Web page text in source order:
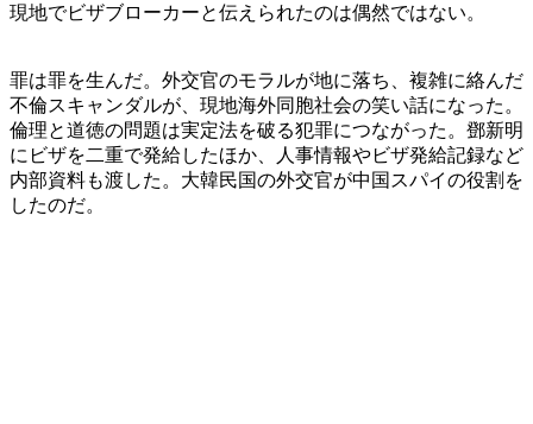
現地でビザブローカーと伝えられたのは偶然ではない。
罪は罪を生んだ。外交官のモラルが地に落ち、複雑に絡んだ
不倫スキャンダルが、現地海外同胞社会の笑い話になった。
倫理と道徳の問題は実定法を破る犯罪につながった。鄧新明
にビザを二重で発給したほか、人事情報やビザ発給記録など
内部資料も渡した。大韓民国の外交官が中国スパイの役割を
したのだ。